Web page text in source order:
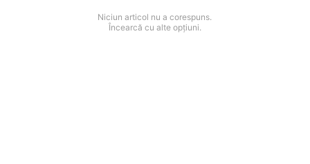
Niciun articol nu a corespuns.
Încearcă cu alte opțiuni.